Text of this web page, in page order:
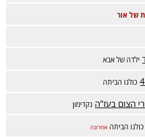
של אור
ילדה של אבא
כולנו הביתה
הצום בעז"ה נקדימון
כולנו הביתה אחרונה